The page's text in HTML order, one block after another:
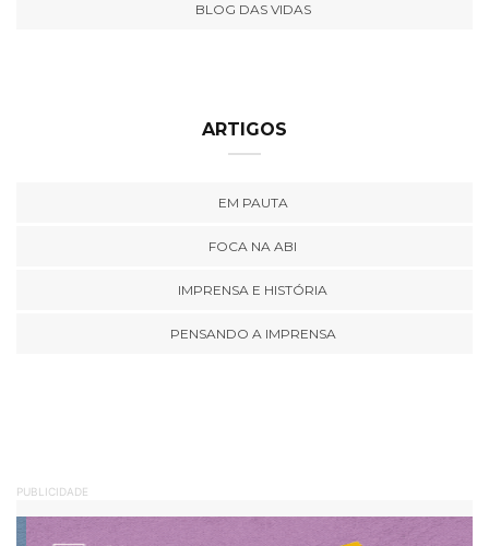
BLOG DAS VIDAS
ARTIGOS
EM PAUTA
FOCA NA ABI
IMPRENSA E HISTÓRIA
PENSANDO A IMPRENSA
PUBLICIDADE